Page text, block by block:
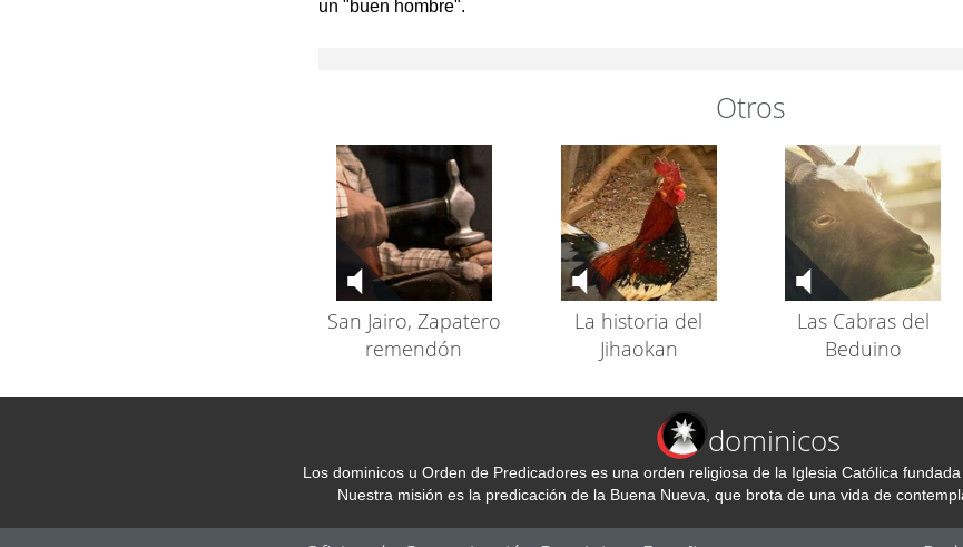
un "buen hombre".
Otros
San Jairo, Zapatero
remendón
La historia del
Jihaokan
Las Cabras del
Beduino
dominicos
Los dominicos u Orden de Predicadores es una orden religiosa de la Iglesia Católica
Nuestra misión es la predicación de la Buena Nueva, que brota de una vida de